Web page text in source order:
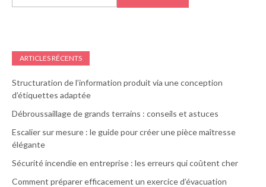
ARTICLES RÉCENTS
Structuration de l’information produit via une conception
d’étiquettes adaptée
Débroussaillage de grands terrains : conseils et astuces
Escalier sur mesure : le guide pour créer une pièce maîtresse
élégante
Sécurité incendie en entreprise : les erreurs qui coûtent cher
Comment préparer efficacement un exercice d’évacuation